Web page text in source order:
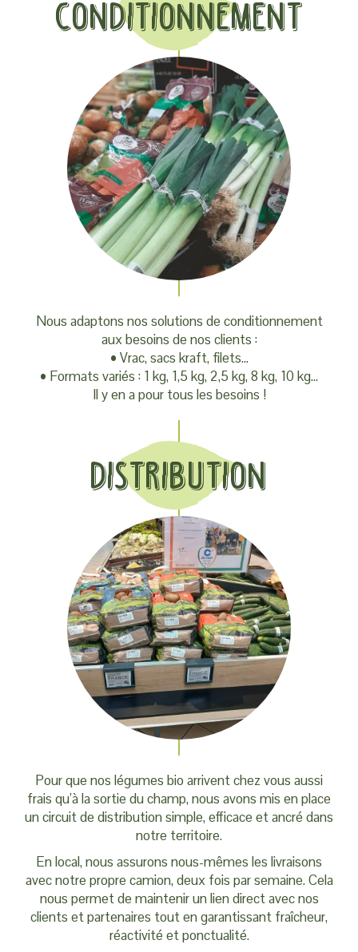
Conditionnement
Nous adaptons nos solutions de conditionnement
aux besoins de nos clients :
• Vrac, sacs kraft, filets…
• Formats variés : 1 kg, 1,5 kg, 2,5 kg, 8 kg, 10 kg…
Il y en a pour tous les besoins !
Distribution
Pour que nos légumes bio arrivent chez vous aussi
frais qu’à la sortie du champ, nous avons mis en place
un circuit de distribution simple, efficace et ancré dans
notre territoire.
En local, nous assurons nous-mêmes les livraisons
avec notre propre camion, deux fois par semaine. Cela
nous permet de maintenir un lien direct avec nos
clients et partenaires tout en garantissant fraîcheur,
réactivité et ponctualité.